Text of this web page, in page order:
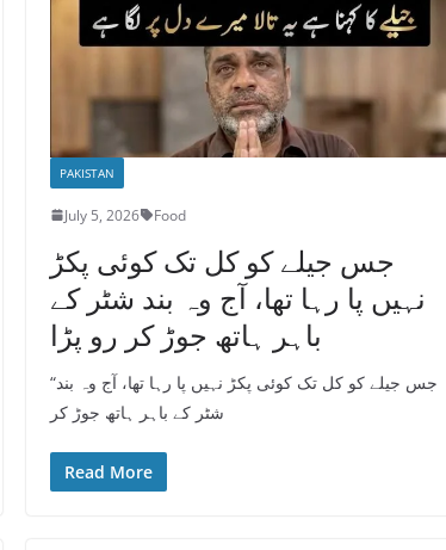
PAKISTAN
July 5, 2026 Food
جس جیلے کو کل تک کوئی پکڑ
نہیں پا رہا تھا، آج وہ بند شٹر کے
باہر ہاتھ جوڑ کر رو پڑا
“جس جیلے کو کل تک کوئی پکڑ نہیں پا رہا تھا، آج وہ بند
شٹر کے باہر ہاتھ جوڑ کر
Read More